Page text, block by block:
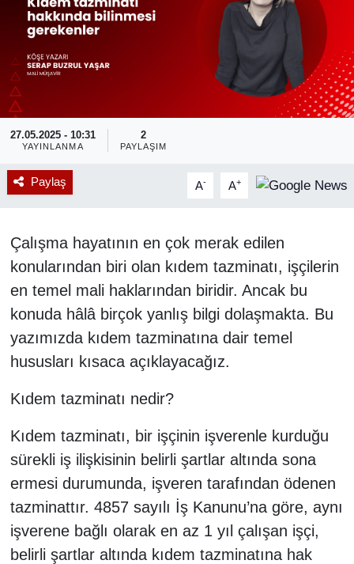
27.05.2025 - 10:31
YAYINLANMA
2
PAYLAŞIM
Paylaş A- A+
Çalışma hayatının en çok merak edilen
konularından biri olan kıdem tazminatı, işçilerin
en temel mali haklarından biridir. Ancak bu
konuda hâlâ birçok yanlış bilgi dolaşmakta. Bu
yazımızda kıdem tazminatına dair temel
hususları kısaca açıklayacağız.
Kıdem tazminatı nedir?
Kıdem tazminatı, bir işçinin işverenle kurduğu
sürekli iş ilişkisinin belirli şartlar altında sona
ermesi durumunda, işveren tarafından ödenen
tazminattır. 4857 sayılı İş Kanunu’na göre, aynı
işverene bağlı olarak en az 1 yıl çalışan işçi,
belirli şartlar altında kıdem tazminatına hak
RESMİ REKLAM